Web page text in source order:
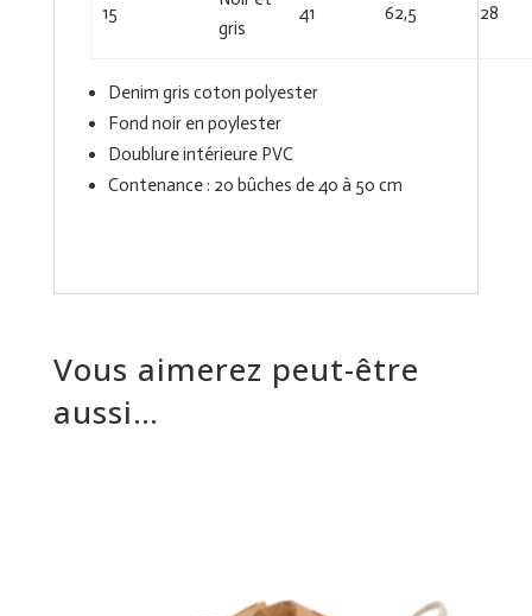
15
gris
41 62,5 28
Denim gris coton polyester
Fond noir en poylester
Doublure intérieure PVC
Contenance : 20 bûches de 40 à 50 cm
Vous aimerez peut-être
aussi…